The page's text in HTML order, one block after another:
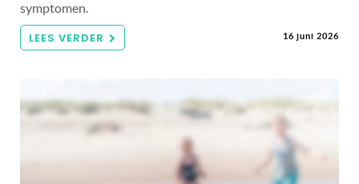
symptomen.
LEES VERDER 16 juni 2026